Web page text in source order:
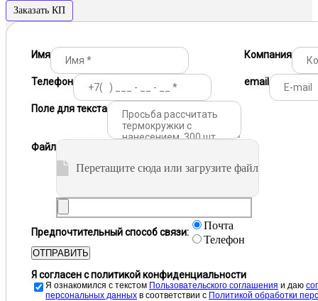
Заказать КП
Имя Компания
Телефон email
Поле для текста
Файл
Перетащите сюда или загрузите файл
Предпочтительный способ связи:
Почта
Телефон
ОТПРАВИТЬ
Я согласен с политикой конфиденциальности
Я ознакомился с текстом Пользовательского соглашения и даю
персональных данных в соответствии с Политикой обработки